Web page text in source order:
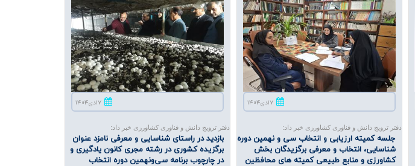
۱۷دی۱۴۰۴
دفتر ترویج دانش و فناوری کشاورزی خبر داد:
جلسه كمیته ارزیابی و انتخاب سی و نهمین دوره
شناسایی، انتخاب و معرفی برگزیدگان بخش
كشاورزی و منابع طبیعی كمیته های محافظین
۱۷دی۱۴۰۴
دفتر ترویج دانش و فناوری کشاورزی خبر داد:
بازدید در راستای شناسایی و معرفی نامزد عنوان
برگزیده كشوری در رشته مجری كانون یادگیری و
در چارچوب برنامه‌ سی‌ونهمین دوره انتخاب